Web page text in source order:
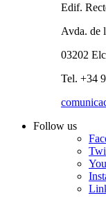
Edif.
Avda. de
03202
Tel. +34
Follow us